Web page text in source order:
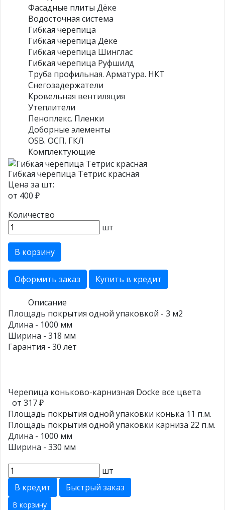
Фасадные плиты Дёке
Водосточная система
Гибкая черепица
Гибкая черепица Дёке
Гибкая черепица Шинглас
Гибкая черепица Руфшилд
Труба профильная. Арматура. НКТ
Снегозадержатели
Кровельная вентиляция
Утеплители
Пеноплекс. Пленки
Доборные элементы
OSB. ОСП. ГКЛ
Комплектующие
Гибкая черепица Тетрис красная
Цена за шт:
от 400 ₽
Количество
шт
В корзину
Оформить заказ Купить в кредит
Описание
Площадь покрытия одной упаковкой - 3 м2
Длина - 1000 мм
Ширина - 318 мм
Гарантия - 30 лет
Черепица коньково-карнизная Docke все цвета
от 317 ₽
Площадь покрытия одной упаковки конька 11 п.м.
Площадь покрытия одной упаковки карниза 22 п.м.
Длина - 1000 мм
Ширина - 330 мм
шт
В кредит
Быстрый заказ
В корзину